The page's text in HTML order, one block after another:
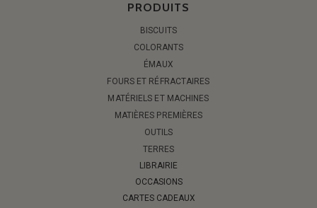
PRODUITS
BISCUITS
COLORANTS
ÉMAUX
FOURS ET RÉFRACTAIRES
MATÉRIELS ET MACHINES
MATIÈRES PREMIÈRES
OUTILS
TERRES
LIBRAIRIE
OCCASIONS
CARTES CADEAUX